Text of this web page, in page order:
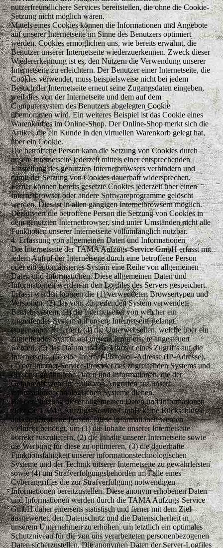
nutzerfreundlichere Services bereitstellen, die ohne die Cookie-
Setzung nicht möglich wären.
Mittels eines Cookies können die Informationen und Angebote
auf unserer Internetseite im Sinne des Benutzers optimiert
werden. Cookies ermöglichen uns, wie bereits erwähnt, die
Benutzer unserer Internetseite wiederzuerkennen. Zweck dieser
Wiedererkennung ist es, den Nutzern die Verwendung unserer
Internetseite zu erleichtern. Der Benutzer einer Internetseite, die
Cookies verwendet, muss beispielsweise nicht bei jedem
Besuch der Internetseite erneut seine Zugangsdaten eingeben,
weil dies von der Internetseite und dem auf dem
Computersystem des Benutzers abgelegten Cookie
übernommen wird. Ein weiteres Beispiel ist das Cookie eines
Warenkorbes im Online-Shop. Der Online-Shop merkt sich die
Artikel, die ein Kunde in den virtuellen Warenkorb gelegt hat,
über ein Cookie.
Die betroffene Person kann die Setzung von Cookies durch
unsere Internetseite jederzeit mittels einer entsprechenden
Einstellung des genutzten Internetbrowsers verhindern und
damit der Setzung von Cookies dauerhaft widersprechen.
Ferner können bereits gesetzte Cookies jederzeit über einen
Internetbrowser oder andere Softwareprogramme gelöscht
werden. Dies ist in allen gängigen Internetbrowsern möglich.
Deaktiviert die betroffene Person die Setzung von Cookies in
dem genutzten Internetbrowser, sind unter Umständen nicht alle
Funktionen unserer Internetseite vollumfänglich nutzbar.
4. Erfassung von allgemeinen Daten und Informationen
Die Internetseite der TAMA Aufzugs-Service GmbH erfasst mit
jedem Aufruf der Internetseite durch eine betroffene Person
oder ein automatisiertes System eine Reihe von allgemeinen
Daten und Informationen. Diese allgemeinen Daten und
Informationen werden in den Logfiles des Servers gespeichert.
Erfasst werden können die (1) verwendeten Browsertypen und
Versionen, (2) das vom zugreifenden System verwendete
Betriebssystem, (3) die Internetseite, von welcher ein
zugreifendes System auf unsere Internetseite gelangt
(sogenannte Referrer), (4) die Unterwebseiten, welche über ein
zugreifendes System auf unserer Internetseite angesteuert
werden, (5) das Datum und die Uhrzeit eines Zugriffs auf die
Internetseite, (6) eine Internet-Protokoll-Adresse (IP-Adresse),
(7) der Internet-Service-Provider des zugreifenden Systems und
(8) sonstige ähnliche Daten und Informationen, die der
Gefahrenabwehr im Falle von Angriffen auf unsere
informationstechnologischen Systeme dienen.
Bei der Nutzung dieser allgemeinen Daten und Informationen
zieht die TAMA Aufzugs-Service GmbH keine Rückschlüsse
auf die betroffene Person. Diese Informationen werden
vielmehr benötigt, um (1) die Inhalte unserer Internetseite
korrekt auszuliefern, (2) die Inhalte unserer Internetseite sowie
die Werbung für diese zu optimieren, (3) die dauerhafte
Funktionsfähigkeit unserer informationstechnologischen
Systeme und der Technik unserer Internetseite zu gewährleisten
sowie (4) um Strafverfolgungsbehörden im Falle eines
Cyberangriffes die zur Strafverfolgung notwendigen
Informationen bereitzustellen. Diese anonym erhobenen Daten
und Informationen werden durch die TAMA Aufzugs-Service
GmbH daher einerseits statistisch und ferner mit dem Ziel
ausgewertet, den Datenschutz und die Datensicherheit in
unserem Unternehmen zu erhöhen, um letztlich ein optimales
Schutzniveau für die von uns verarbeiteten personenbezogenen
Daten sicherzustellen. Die anonymen Daten der Server-Logfiles